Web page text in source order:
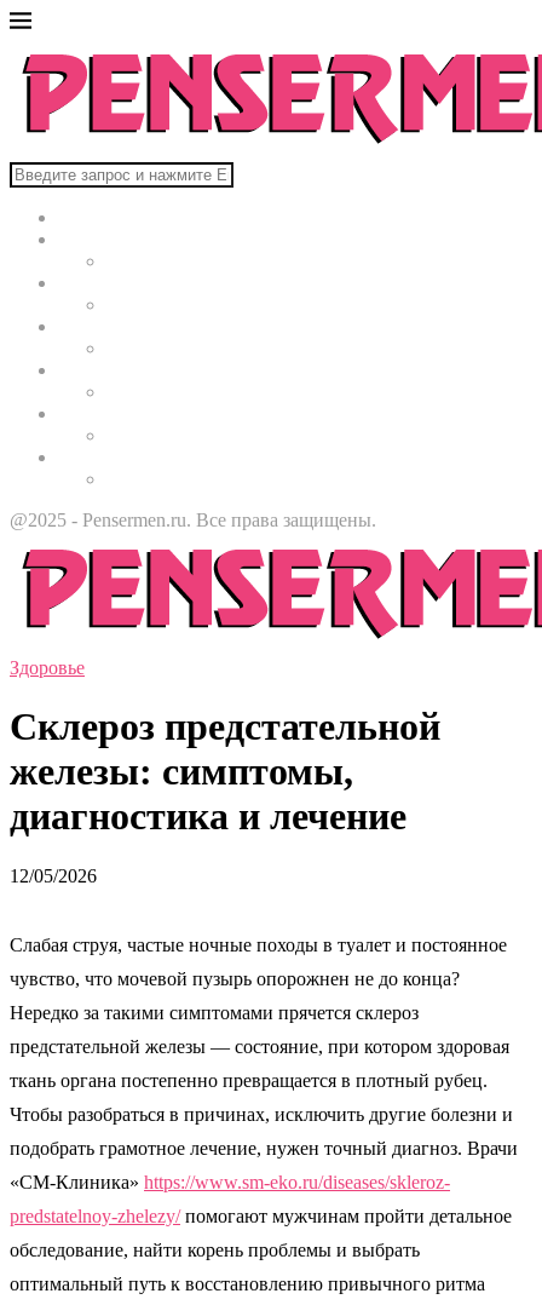
@2025 - Pensermen.ru. Все права защищены.
Здоровье
Склероз предстательной
железы: симптомы,
диагностика и лечение
12/05/2026
Слабая струя, частые ночные походы в туалет и постоянное
чувство, что мочевой пузырь опорожнен не до конца?
Нередко за такими симптомами прячется склероз
предстательной железы — состояние, при котором здоровая
ткань органа постепенно превращается в плотный рубец.
Чтобы разобраться в причинах, исключить другие болезни и
подобрать грамотное лечение, нужен точный диагноз. Врачи
«СМ-Клиника» https://www.sm-eko.ru/diseases/skleroz-
predstatelnoy-zhelezy/помогают мужчинам пройти детальное
обследование, найти корень проблемы и выбрать
оптимальный путь к восстановлению привычного ритма